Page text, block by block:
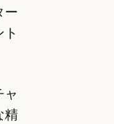
ー
ャ
精